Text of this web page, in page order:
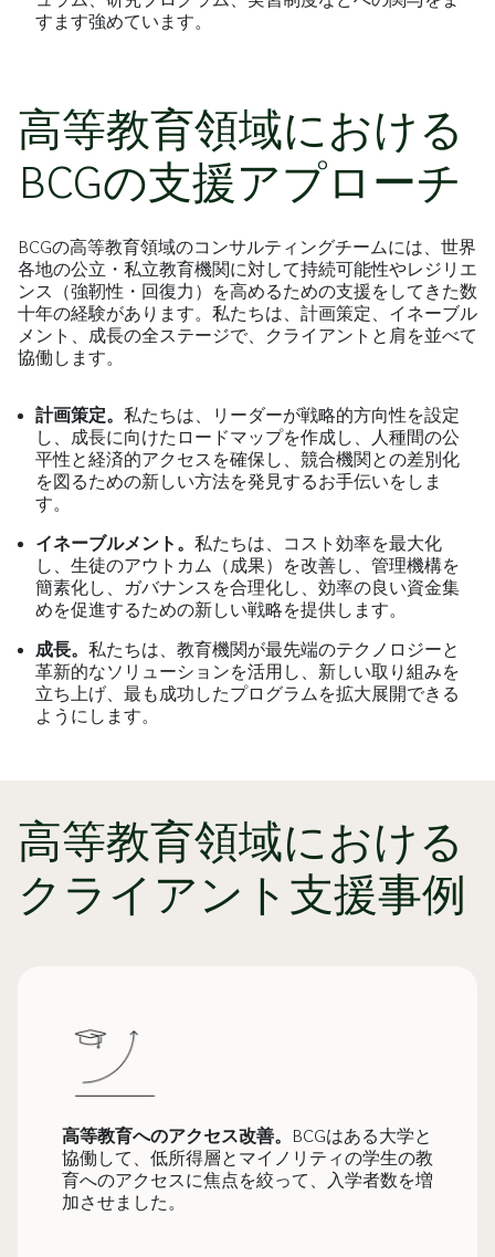
すます強めています。
高等教育領域における
BCGの支援アプローチ
BCGの高等教育領域のコンサルティングチームには、世界
各地の公立・私立教育機関に対して持続可能性やレジリエ
ンス（強靭性・回復力）を高めるための支援をしてきた数
十年の経験があります。私たちは、計画策定、イネーブル
メント、成長の全ステージで、クライアントと肩を並べて
協働します。
計画策定。 私たちは、リーダーが戦略的方向性を設定
し、成長に向けたロードマップを作成し、人種間の公
平性と経済的アクセスを確保し、競合機関との差別化
を図るための新しい方法を発見するお手伝いをしま
す。
イネーブルメント。 私たちは、コスト効率を最大化
し、生徒のアウトカム（成果）を改善し、管理機構を
簡素化し、ガバナンスを合理化し、効率の良い資金集
めを促進するための新しい戦略を提供します。
成長。 私たちは、教育機関が最先端のテクノロジーと
革新的なソリューションを活用し、新しい取り組みを
立ち上げ、最も成功したプログラムを拡大展開できる
ようにします。
高等教育領域における
クライアント支援事例
高等教育へのアクセス改善。
BCGはある大学と
協働して、低所得層とマイノリティの学生の教
育へのアクセスに焦点を絞って、入学者数を増
加させました。